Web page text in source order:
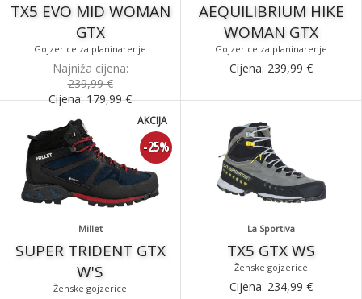
TX5 EVO MID WOMAN
GTX
Gojzerice za planinarenje
Najniža cijena:
239,99 €
Cijena:179,99€
AEQUILIBRIUM HIKE
WOMAN GTX
Gojzerice za planinarenje
Cijena: 239,99 €
Millet
SUPER TRIDENT GTX
W'S
Ženske gojzerice
-25%
AKCIJA
La Sportiva
TX5 GTX WS
Ženske gojzerice
Cijena: 234,99 €